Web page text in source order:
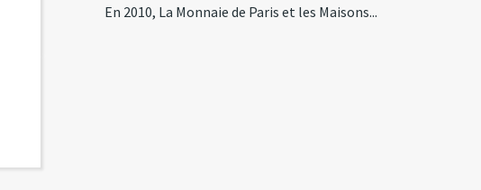
En 2010, La Monnaie de Paris et les Maisons...